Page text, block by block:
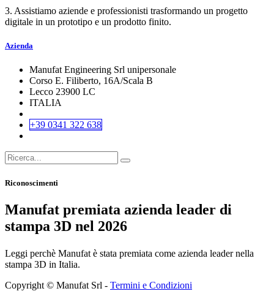
3. Assistiamo aziende e professionisti trasformando un progetto
digitale in un prototipo e un prodotto finito.
Azienda
Manufat Engineering Srl unipersonale
Corso E. Filiberto, 16A/Scala B
Lecco 23900 LC
ITALIA
+39 0341 322 638
Riconoscimenti
Manufat premiata azienda leader di
stampa 3D nel 2026
Leggi perchè Manufat è stata premiata come azienda leader nella
stampa 3D in Italia.
Copyright © Manufat Srl - Termini e Condizioni